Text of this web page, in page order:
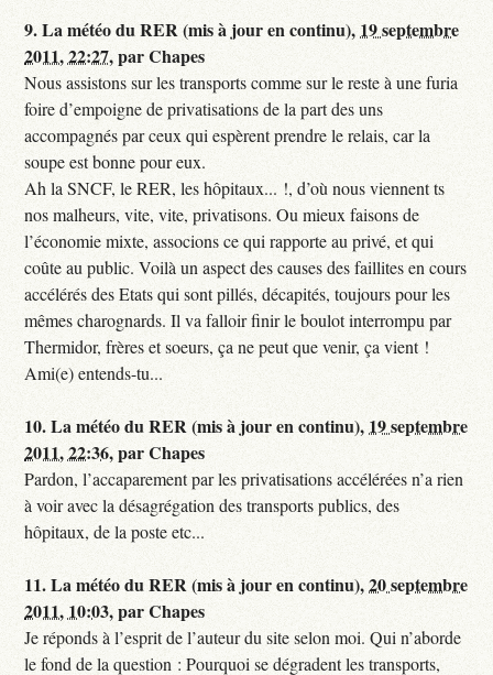
9.La météo du RER (mis à jour en continu), 19 septembre
2011, 22:27,parChapes
Nous assistons sur les transports comme sur le reste à une furia
foire d’empoigne de privatisations de la part des uns
accompagnés par ceux qui espèrent prendre le relais, car la
soupe est bonne pour eux.
Ah la SNCF, le RER, les hôpitaux... !, d’où nous viennent ts
nos malheurs, vite, vite, privatisons. Ou mieux faisons de
l’économie mixte, associons ce qui rapporte au privé, et qui
coûte au public. Voilà un aspect des causes des faillites en cours
accélérés des Etats qui sont pillés, décapités, toujours pour les
mêmes charognards. Il va falloir finir le boulot interrompu par
Thermidor, frères et soeurs, ça ne peut que venir, ça vient !
Ami(e) entends-tu...
10.La météo du RER (mis à jour en continu), 19 septembre
2011, 22:36,parChapes
Pardon, l’accaparement par les privatisations accélérées n’a rien
à voir avec la désagrégation des transports publics, des
hôpitaux, de la poste etc...
11.La météo du RER (mis à jour en continu),20 septembre
2011, 10:03,parChapes
Je réponds à l’esprit de l’auteur du site selon moi. Qui n’aborde
le fond de la question : Pourquoi se dégradent les transports,